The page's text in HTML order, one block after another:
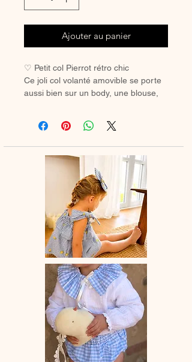
Ajouter au panier
♡ Petit col Pierrot rétro chic
Ce joli col volanté amovible se porte
aussi bien sur un body, une blouse,
rétro chic à n’importe quelle tenue.
pouvez former un joli nœud et ajuster
facilement le col en desserrant
légèrement les fronces pour l’adapter
au tour de cou de votre enfant.
Le col est entièrement doublé pour
un fini soigné et un confort optimal.
✿ Délai de fabrication : entre 15 et 28
jours ouvrés, selon les commandes
en cours.
✿ Entretien :
– Lavage à la main conseillé dans un
petit filet de lingerie ou en machine à
20°C maximum, avec des couleurs
similaires.
– Cycle délicat recommandé.
– Sèche-linge déconseillé.
Après lavage le repasse est conseillé